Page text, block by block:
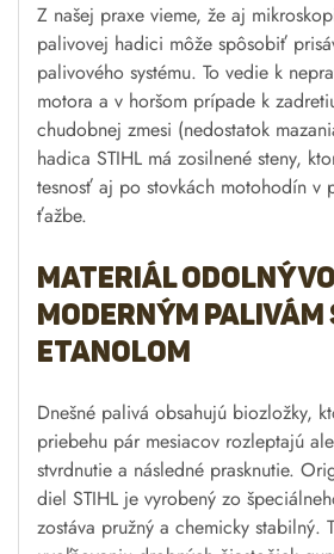
Z našej praxe vieme, že aj
palivovej hadici môže spôsobiť
palivového systému. To vedie k
motora a v horšom prípade k
chudobnej zmesi (nedostatok
hadica STIHL má zosilnené steny,
tesnosť aj po stovkách motohodín v
ťažbe.
Materiál odolný
moderným palivám
etanolom
Dnešné palivá obsahujú biozložky,
priebehu pár mesiacov rozleptajú
stvrdnutie a následné prasknutie.
diel STIHL je vyrobený zo
zostáva pružný a chemicky stabilný.